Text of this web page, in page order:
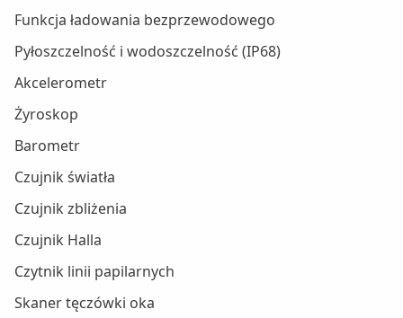
Funkcja ładowania bezprzewodowego
Pyłoszczelność i wodoszczelność (IP68)
Akcelerometr
Żyroskop
Barometr
Czujnik światła
Czujnik zbliżenia
Czujnik Halla
Czytnik linii papilarnych
Skaner tęczówki oka